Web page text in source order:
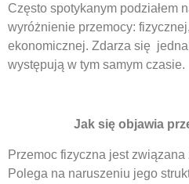
Często spotykanym podziałem
wyróżnienie przemocy:
ekonomicznej. Zdarza się
występują w tym samym czasie.
Jak się objawia
Przemoc fizyczna jest związana
Polega na naruszeniu jego